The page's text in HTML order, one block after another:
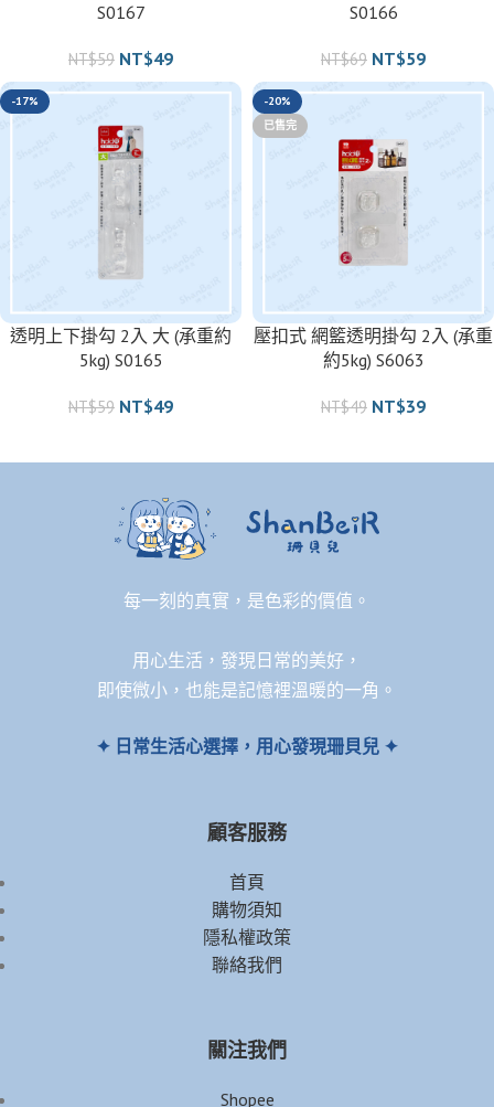
S0167
NT$59 NT$49
S0166
NT$69 NT$59
-17%
透明上下掛勾 2入 大 (承重約
5kg) S0165
NT$59 NT$49
-20%
已售完
壓扣式 網籃透明掛勾 2入 (承重
約5kg) S6063
NT$49 NT$39
每一刻的真實，是色彩的價值。
用心生活，發現日常的美好，
即使微小，也能是記憶裡溫暖的一角。
✦ 日常生活心選擇，用心發現珊貝兒 ✦
顧客服務
首頁
購物須知
隱私權政策
聯絡我們
關注我們
Shopee